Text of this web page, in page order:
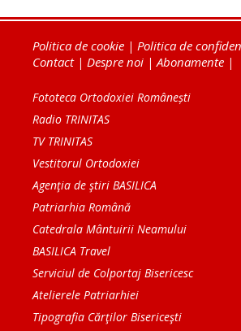
Politica de cookie | Politica de
Contact| Despre noi |Abonamente |
Fototeca Ortodoxiei Românești
Radio TRINITAS
TV TRINITAS
Vestitorul Ortodoxiei
Agenţia de ştiri BASILICA
Patriarhia Română
Catedrala Mântuirii Neamului
BASILICA Travel
Serviciul de Colportaj Bisericesc
Atelierele Patriarhiei
Tipografia Cărţilor Bisericeşti